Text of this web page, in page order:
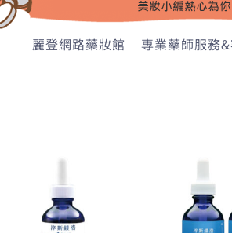
麗登網路藥妝館 – 專業藥師服務